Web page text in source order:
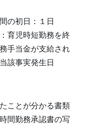
の初日：１日
育児時短勤務を終
手当金が支給され
該事実発生日
ことが分かる書類
間勤務承認書の写